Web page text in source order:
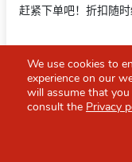
赶紧下单吧！折扣随时
邮寄信息： 消费满
雅诗兰黛官
你必备的英国
We use cookies to
experience on our
will assume that
consult the Privacy